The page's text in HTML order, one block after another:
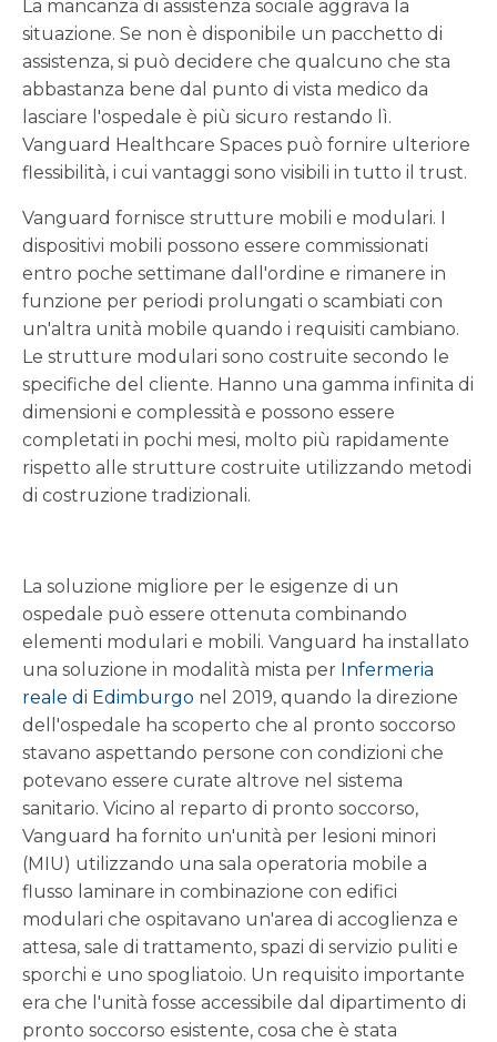
La mancanza di assistenza sociale aggrava la
situazione. Se non è disponibile un pacchetto di
assistenza, si può decidere che qualcuno che sta
abbastanza bene dal punto di vista medico da
lasciare l'ospedale è più sicuro restando lì.
Vanguard Healthcare Spaces può fornire ulteriore
flessibilità, i cui vantaggi sono visibili in tutto il trust.
Vanguard fornisce strutture mobili e modulari. I
dispositivi mobili possono essere commissionati
entro poche settimane dall'ordine e rimanere in
funzione per periodi prolungati o scambiati con
un'altra unità mobile quando i requisiti cambiano.
Le strutture modulari sono costruite secondo le
specifiche del cliente. Hanno una gamma infinita di
dimensioni e complessità e possono essere
completati in pochi mesi, molto più rapidamente
rispetto alle strutture costruite utilizzando metodi
di costruzione tradizionali.
La soluzione migliore per le esigenze di un
ospedale può essere ottenuta combinando
elementi modulari e mobili. Vanguard ha installato
una soluzione in modalità mista per Infermeria
reale di Edimburgo nel 2019, quando la direzione
dell'ospedale ha scoperto che al pronto soccorso
stavano aspettando persone con condizioni che
potevano essere curate altrove nel sistema
sanitario. Vicino al reparto di pronto soccorso,
Vanguard ha fornito un'unità per lesioni minori
(MIU) utilizzando una sala operatoria mobile a
flusso laminare in combinazione con edifici
modulari che ospitavano un'area di accoglienza e
attesa, sale di trattamento, spazi di servizio puliti e
sporchi e uno spogliatoio. Un requisito importante
era che l'unità fosse accessibile dal dipartimento di
pronto soccorso esistente, cosa che è stata